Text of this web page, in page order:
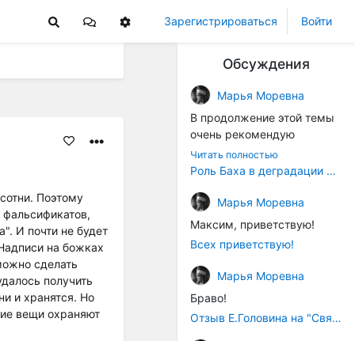
Зарегистрироваться Войти
Поэтому
И почти не будет
на божках
сделать
получить
и хранятся. Но
вещи охраняют
Обсуждения
Марья Моревна
В продолжение этой темы
очень рекомендую
книжечку "Музыка в
истории культуры" (автор -
Аллегро-Пресс, 1994 год).
Вот некоторые выдержки:
"...Звуковысотная шкала в
музыке древних греков
строилась в соответствии с
найденными опытным
путём частотными
Читать полностью
Роль Баха в деградации музыки
Марья Моревна
Максим, приветствую!
Всех приветствую!
Марья Моревна
Браво!
Отзыв Е.Головина на "Священную Артанию" (2005)